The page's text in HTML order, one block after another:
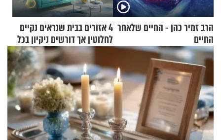
הרב זמיר כהן - החיים שלאחר
החיים
4 אזורים בבית שנראים נקיים
לחלוטין אך דורשים ניקיון בכל
סוף שבוע